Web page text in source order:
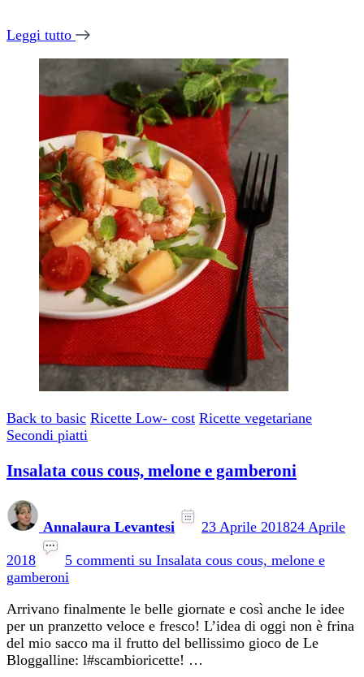
Leggi tutto
Back to basic Ricette Low- cost Ricette vegetariane
Secondi piatti
Insalata cous cous, melone e gamberoni
Annalaura Levantesi 23 Aprile 201824 Aprile
2018 5 commenti su Insalata cous cous, melone e
gamberoni
Arrivano finalmente le belle giornate e così anche le idee
per un pranzetto veloce e fresco! L’idea di oggi non è frina
del mio sacco ma il frutto del bellissimo gioco de Le
Bloggalline: l#scambioricette! …